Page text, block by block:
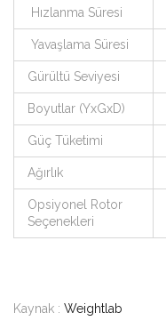
Hızlanma Süresi
Yavaşlama Süresi
Gürültü Seviyesi
Boyutlar (YxGxD)
Güç Tüketimi
Ağırlık
Opsiyonel Rotor
Seçenekleri
Kaynak : Weightlab